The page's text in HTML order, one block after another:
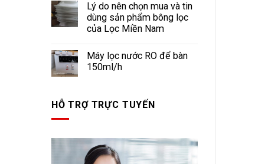
Lý do nên chọn mua và tin
dùng sản phẩm bông lọc
của Lọc Miền Nam
Máy lọc nước RO để bàn
150ml/h
HỖ TRỢ TRỰC TUYẾN